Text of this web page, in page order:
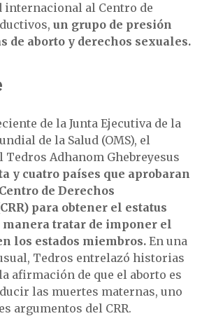
internacional al Centro de
un grupo de presión
de aborto y derechos sexuales.
de la Junta Ejecutiva de la
de la Salud (OMS), el
Adhanom Ghebreyesus
y cuatro países que aprobaran
de Derechos
para obtener el estatus
manera tratar de imponer el
los estados miembros. En una
Tedros entrelazó historias
afirmación de que el aborto es
las muertes maternas, uno
argumentos del CRR.